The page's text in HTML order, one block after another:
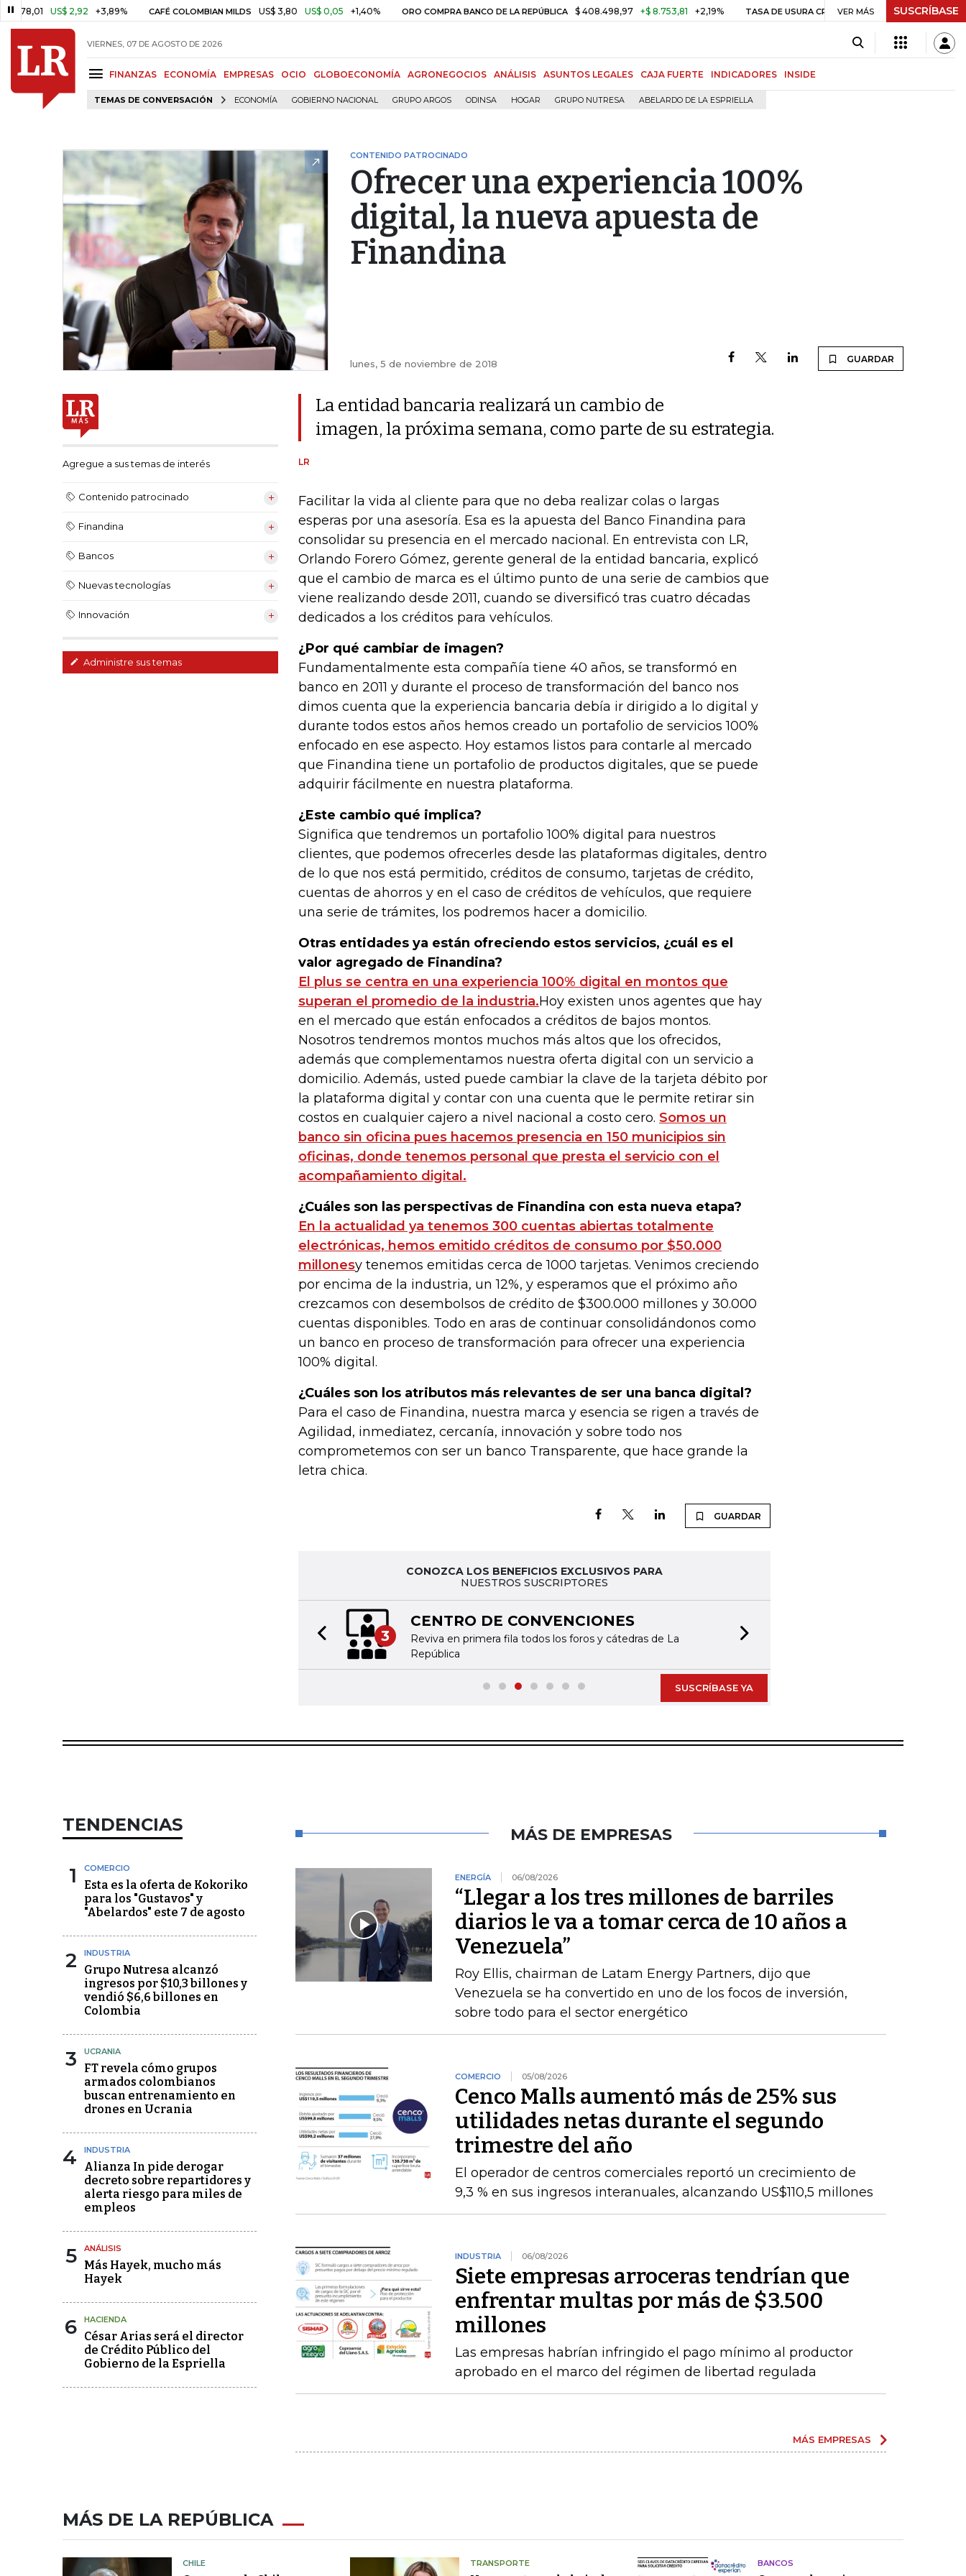
US$ 2,92 +3,89% CAFÉ COLOMBIAN MILDS US$ 3,80 US$ 0,05 +1,40% ORO COMPRA BANCO DE LA REPÚBLICA $ 408.498,97 +$ 8.753,81 +2,19% TASA DE USURA CRÉDITO CONSUMO 29,66% +0,87%
VER MÁS SUSCRÍBASE
VIERNES, 07 DE AGOSTO DE 2026
FINANZAS ECONOMÍA EMPRESAS OCIO GLOBOECONOMÍA AGRONEGOCIOS ANÁLISIS ASUNTOS LEGALES CAJA FUERTE INDICADORES INSIDE
TEMAS DE CONVERSACIÓN ECONOMÍA GOBIERNO NACIONAL GRUPO ARGOS ODINSA HOGAR GRUPO NUTRESA ABELARDO DE LA ESPRIELLA
CONTENIDO PATROCINADO
Ofrecer una experiencia 100%
digital, la nueva apuesta de
Finandina
lunes, 5 de noviembre de 2018 GUARDAR
Agregue a sus temas de interés
Contenido patrocinado
Finandina
Bancos
Nuevas tecnologías
Innovación
Administre sus temas
La entidad bancaria realizará un cambio de
imagen, la próxima semana, como parte de su estrategia.
LR
Facilitar la vida al cliente para que no deba realizar colas o largas
esperas por una asesoría. Esa es la apuesta del Banco Finandina para
consolidar su presencia en el mercado nacional. En entrevista con LR,
Orlando Forero Gómez, gerente general de la entidad bancaria, explicó
que el cambio de marca es el último punto de una serie de cambios que
viene realizando desde 2011, cuando se diversificó tras cuatro décadas
dedicados a los créditos para vehículos.
¿Por qué cambiar de imagen?
Fundamentalmente esta compañía tiene 40 años, se transformó en
banco en 2011 y durante el proceso de transformación del banco nos
dimos cuenta que la experiencia bancaria debía ir dirigido a lo digital y
durante todos estos años hemos creado un portafolio de servicios 100%
enfocado en ese aspecto. Hoy estamos listos para contarle al mercado
que Finandina tiene un portafolio de productos digitales, que se puede
adquirir fácilmente en nuestra plataforma.
¿Este cambio qué implica?
Significa que tendremos un portafolio 100% digital para nuestros
clientes, que podemos ofrecerles desde las plataformas digitales, dentro
de lo que nos está permitido, créditos de consumo, tarjetas de crédito,
cuentas de ahorros y en el caso de créditos de vehículos, que requiere
una serie de trámites, los podremos hacer a domicilio.
Otras entidades ya están ofreciendo estos servicios, ¿cuál es el
valor agregado de Finandina?
El plus se centra en una experiencia 100% digital en montos que
superan el promedio de la industria.Hoy existen unos agentes que hay
en el mercado que están enfocados a créditos de bajos montos.
Nosotros tendremos montos muchos más altos que los ofrecidos,
además que complementamos nuestra oferta digital con un servicio a
domicilio. Además, usted puede cambiar la clave de la tarjeta débito por
la plataforma digital y contar con una cuenta que le permite retirar sin
costos en cualquier cajero a nivel nacional a costo cero. Somos un
banco sin oficina pues hacemos presencia en 150 municipios sin
oficinas, donde tenemos personal que presta el servicio con el
acompañamiento digital.
¿Cuáles son las perspectivas de Finandina con esta nueva etapa?
En la actualidad ya tenemos 300 cuentas abiertas totalmente
electrónicas, hemos emitido créditos de consumo por $50.000
millonesy tenemos emitidas cerca de 1000 tarjetas. Venimos creciendo
por encima de la industria, un 12%, y esperamos que el próximo año
crezcamos con desembolsos de crédito de $300.000 millones y 30.000
cuentas disponibles. Todo en aras de continuar consolidándonos como
un banco en proceso de transformación para ofrecer una experiencia
100% digital.
¿Cuáles son los atributos más relevantes de ser una banca digital?
Para el caso de Finandina, nuestra marca y esencia se rigen a través de
Agilidad, inmediatez, cercanía, innovación y sobre todo nos
comprometemos con ser un banco Transparente, que hace grande la
letra chica.
GUARDAR
CONOZCA LOS BENEFICIOS EXCLUSIVOS PARA
NUESTROS SUSCRIPTORES
3
CENTRO DE CONVENCIONES
Reviva en primera fila todos los foros y cátedras de La
República
Previous slide
SUSCRÍBASE YA
TENDENCIAS
1 COMERCIO
Esta es la oferta de Kokoriko
para los "Gustavos" y
"Abelardos" este 7 de agosto
2 INDUSTRIA
Grupo Nutresa alcanzó
ingresos por $10,3 billones y
vendió $6,6 billones en
Colombia
3 UCRANIA
FT revela cómo grupos
armados colombianos
buscan entrenamiento en
drones en Ucrania
4 INDUSTRIA
Alianza In pide derogar
decreto sobre repartidores y
alerta riesgo para miles de
empleos
5 ANÁLISIS
Más Hayek, mucho más
Hayek
6 HACIENDA
César Arias será el director
de Crédito Público del
Gobierno de la Espriella
MÁS DE EMPRESAS
ENERGÍA 06/08/2026
“Llegar a los tres millones de barriles
diarios le va a tomar cerca de 10 años a
Venezuela”
Roy Ellis, chairman de Latam Energy Partners, dijo que
Venezuela se ha convertido en uno de los focos de inversión,
sobre todo para el sector energético
COMERCIO 05/08/2026
Cenco Malls aumentó más de 25% sus
utilidades netas durante el segundo
trimestre del año
El operador de centros comerciales reportó un crecimiento de
9,3 % en sus ingresos interanuales, alcanzando US$110,5 millones
INDUSTRIA 06/08/2026
Siete empresas arroceras tendrían que
enfrentar multas por más de $3.500
millones
Las empresas habrían infringido el pago mínimo al productor
aprobado en el marco del régimen de libertad regulada
MÁS EMPRESAS
MÁS DE LA REPÚBLICA
CHILE TRANSPORTE BANCOS